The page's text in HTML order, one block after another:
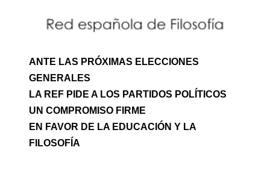
ANTE LAS PRÓXIMAS ELECCIONES
GENERALES
LA REF PIDE A LOS PARTIDOS POLÍTICOS
UN COMPROMISO FIRME
EN FAVOR DE LA EDUCACIÓN Y LA
FILOSOFÍA